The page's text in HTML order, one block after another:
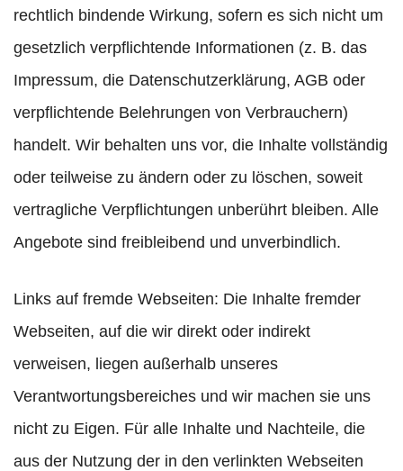
rechtlich bindende Wirkung, sofern es sich nicht um
gesetzlich verpflichtende Informationen (z. B. das
Impressum, die Datenschutzerklärung, AGB oder
verpflichtende Belehrungen von Verbrauchern)
handelt. Wir behalten uns vor, die Inhalte vollständig
oder teilweise zu ändern oder zu löschen, soweit
vertragliche Verpflichtungen unberührt bleiben. Alle
Angebote sind freibleibend und unverbindlich.
Links auf fremde Webseiten: Die Inhalte fremder
Webseiten, auf die wir direkt oder indirekt
verweisen, liegen außerhalb unseres
Verantwortungsbereiches und wir machen sie uns
nicht zu Eigen. Für alle Inhalte und Nachteile, die
aus der Nutzung der in den verlinkten Webseiten